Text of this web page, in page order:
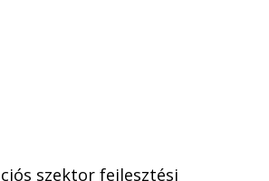
szektor fejlesztési